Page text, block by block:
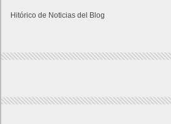
Hitórico de Noticias del Blog